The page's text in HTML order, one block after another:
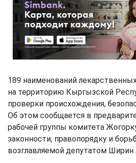
189 наименований
на территорию Кыргызской
проверки происхождения,
Об этом сообщается в
рабочей группы комитета
законности, правопорядку и
возглавляемой депутатом Ширин